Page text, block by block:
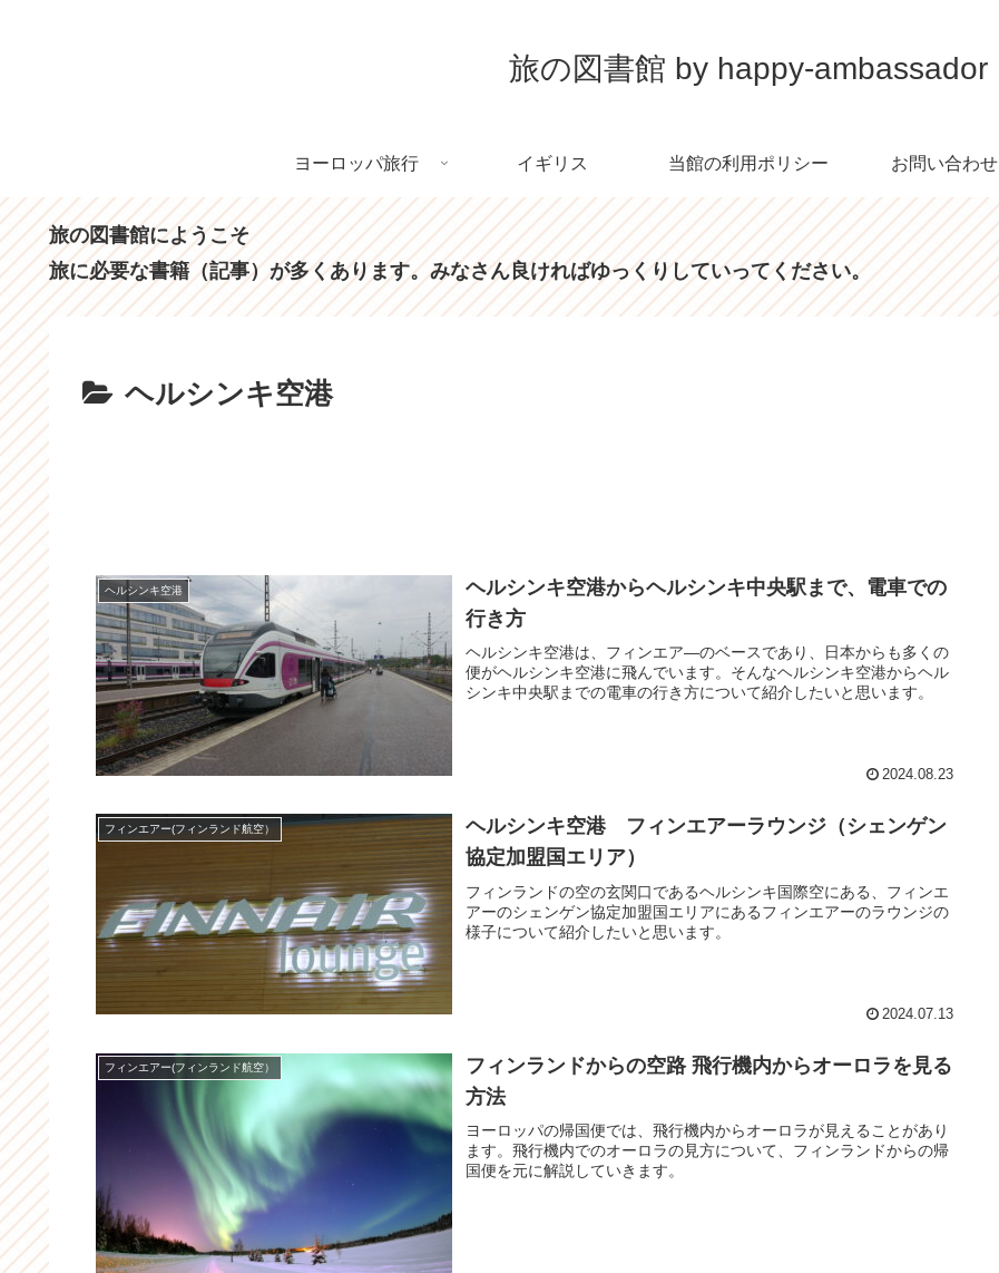
旅の図書館 by happy-ambassador
ヨーロッパ旅行 イギリス 当館の利用ポリシー お問い合わせ
旅の図書館にようこそ
旅に必要な書籍（記事）が多くあります。みなさん良ければゆっくりしていってください。
ヘルシンキ空港
ヘルシンキ空港
ヘルシンキ空港からヘルシンキ中央駅まで、電車での
行き方
ヘルシンキ空港は、フィンエア―のベースであり、日本からも多くの
便がヘルシンキ空港に飛んでいます。そんなヘルシンキ空港からヘル
シンキ中央駅までの電車の行き方について紹介したいと思います。
2024.08.23
フィンエアー(フィンランド航空）
ヘルシンキ空港 フィンエアーラウンジ（シェンゲン
協定加盟国エリア）
フィンランドの空の玄関口であるヘルシンキ国際空にある、フィンエ
アーのシェンゲン協定加盟国エリアにあるフィンエアーのラウンジの
様子について紹介したいと思います。
2024.07.13
フィンエアー(フィンランド航空）
フィンランドからの空路 飛行機内からオーロラを見る
方法
ヨーロッパの帰国便では、飛行機内からオーロラが見えることがあり
ます。飛行機内でのオーロラの見方について、フィンランドからの帰
国便を元に解説していきます。